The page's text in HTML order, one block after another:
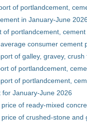
of portlandcement,
in January-June
of portlandcement,
consumer cement
of galley, gravey,
of portlandcement,
of portlandcement,
January-June 2026
of ready-mixed
of crushed-stone and